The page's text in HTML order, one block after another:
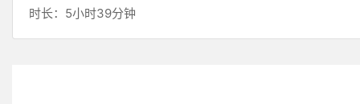
时长：5小时39分钟